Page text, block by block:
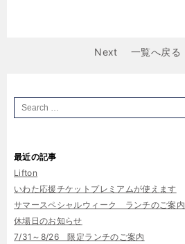
Next 一覧へ戻る
最近の記事
Lifton
いわた応援チケットプレミアムが使えます
サマースペシャルウィーク ランチのご案内
休場日のお知らせ
7/31～8/26 限定ランチのご案内